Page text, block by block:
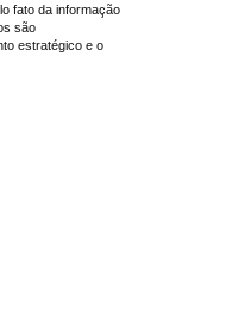
fato da informação
são
estratégico e o